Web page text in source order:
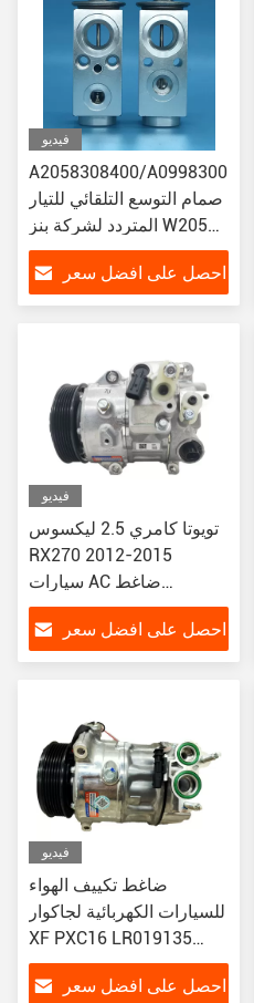
فيديو
A2058308400/
صمام التوسع التلقائي للتيار
المتردد لشركة بنز W205
C300/C63 AMG 15-16
احصل على افضل سعر
فيديو
تويوتا كامري 2.5 ليكسوس
RX270 2012-2015
سيارات AC ضاغط
447280-6290 88310-
0R010 447260-2890
احصل على افضل سعر
فيديو
ضاغط تكييف الهواء
للسيارات الكهربائية لجاكوار
XF PXC16 LR019135
LR030218
احصل على افضل سعر